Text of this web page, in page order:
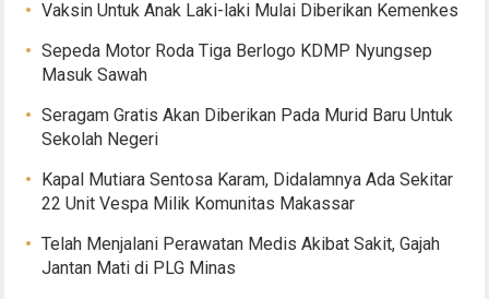
Vaksin Untuk Anak Laki-laki Mulai Diberikan Kemenkes
Sepeda Motor Roda Tiga Berlogo KDMP Nyungsep
Masuk Sawah
Seragam Gratis Akan Diberikan Pada Murid Baru Untuk
Sekolah Negeri
Kapal Mutiara Sentosa Karam, Didalamnya Ada Sekitar
22 Unit Vespa Milik Komunitas Makassar
Telah Menjalani Perawatan Medis Akibat Sakit, Gajah
Jantan Mati di PLG Minas